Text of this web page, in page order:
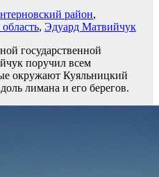
район,
, Эдуард Матвийчук
государственной
поручил всем
окружают Куяльницкий
лимана и его берегов.